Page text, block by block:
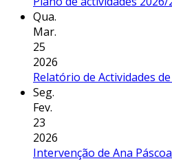
Qua.
Mar.
25
2026
Relatório de Actividades
Seg.
Fev.
23
2026
Intervenção de Ana